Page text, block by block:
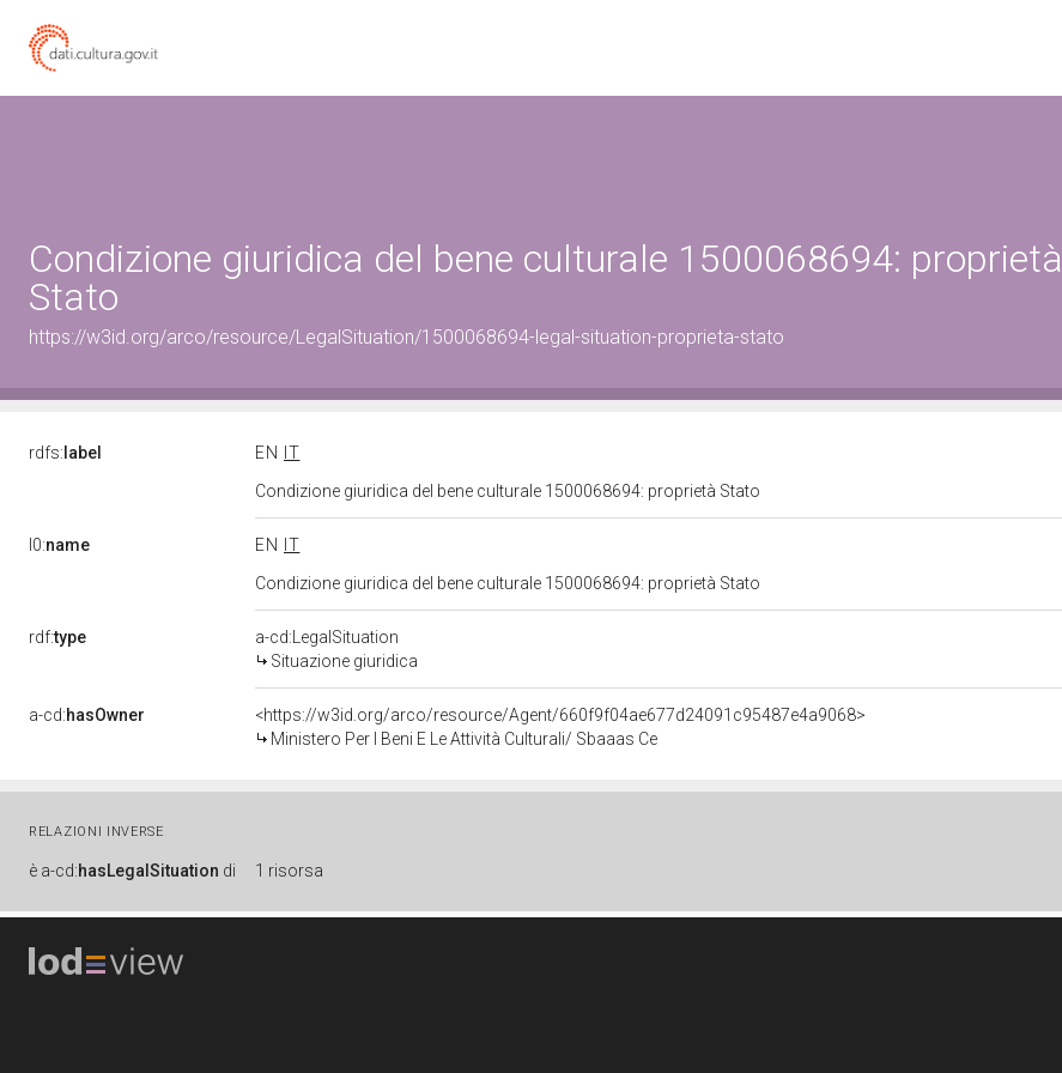
Condizione giuridica del bene culturale 1500068694: proprietà
Stato
https://w3id.org/arco/resource/LegalSituation/1500068694-legal-situation-proprieta-stato
rdfs: label EN
IT
Condizione giuridica del bene culturale 1500068694: proprietà Stato
l0:name EN
IT
Condizione giuridica del bene culturale 1500068694: proprietà Stato
rdf:type
a-cd:LegalSituation
Situazione giuridica
a-cd:hasOwner
<https://w3id.org/arco/resource/Agent/660f9f04ae677d24091c95487e4a9068>
Ministero Per I Beni E Le Attività Culturali/ Sbaaas Ce
RELAZIONI INVERSE
è a-cd:hasLegalSituation di 1 risorsa